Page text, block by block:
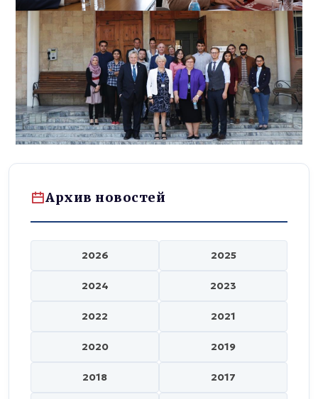
Архив новостей
2026 2025
2024 2023
2022 2021
2020 2019
2018 2017